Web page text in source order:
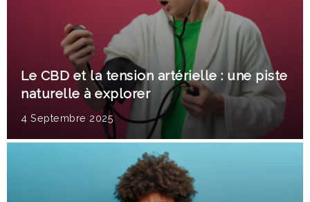
Le CBD et la tension artérielle : une piste
naturelle à explorer
4 Septembre 2025